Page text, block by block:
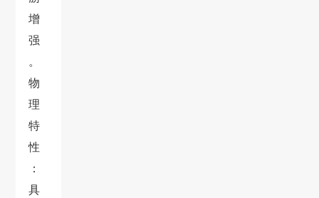
增
强
。
物
理
特
性
：
具